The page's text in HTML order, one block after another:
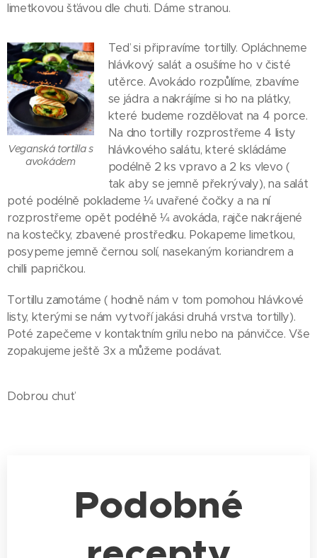
limetkovou šťávou dle chuti. Dáme stranou.
Veganská tortilla s
avokádem
Teď si připravíme tortilly. Opláchneme
hlávkový salát a osušíme ho v čisté
utěrce. Avokádo rozpůlíme, zbavíme
se jádra a nakrájíme si ho na plátky,
které budeme rozdělovat na 4 porce.
Na dno tortilly rozprostřeme 4 listy
hlávkového salátu, které skládáme
podélně 2 ks vpravo a 2 ks vlevo (
tak aby se jemně překrývaly), na salát
poté podélně poklademe ¼ uvařené čočky a na ní
rozprostřeme opět podélně ¼ avokáda, rajče nakrájené
na kostečky, zbavené prostředku. Pokapeme limetkou,
posypeme jemně černou solí, nasekaným koriandrem a
chilli papričkou.
Tortillu zamotáme ( hodně nám v tom pomohou hlávkové
listy, kterými se nám vytvoří jakási druhá vrstva tortilly).
Poté zapečeme v kontaktním grilu nebo na pánvičce. Vše
zopakujeme ještě 3x a můžeme podávat.
Dobrou chuť
Podobné